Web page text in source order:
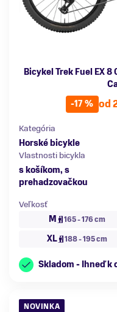
Bicykel Trek Fuel EX
-17 % od
Kategória
Horské bicykle
Vlastnosti bicykla
s košíkom, s
prehadzovačkou
Veľkosť
M
165 - 176 cm
XL 188 - 195 cm
Skladom - Ihneď k
NOVINKA